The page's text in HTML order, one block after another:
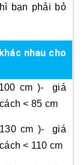
bạn phải bỏ
nhau cho
)- giá
< 85 cm
)- giá
< 110 cm